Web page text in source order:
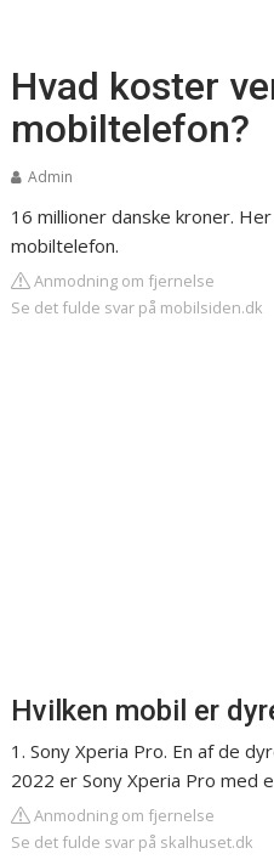
Hvad koster
mobiltelefon?
Admin
16 millioner danske kroner.
mobiltelefon.
Anmodning om fjernelse
Se det fulde svar på mobilsiden.dk
Hvilken mobil er
1. Sony Xperia Pro. En af de
2022 er Sony Xperia Pro med
Anmodning om fjernelse
Se det fulde svar på skalhuset.dk